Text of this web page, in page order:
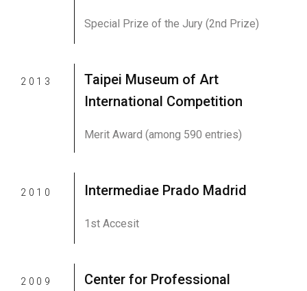
Special Prize of the Jury (2nd Prize)
2013
Taipei Museum of Art
International Competition
Merit Award (among 590 entries)
2010 Intermediae Prado Madrid
1st Accesit
2009
Center for Professional